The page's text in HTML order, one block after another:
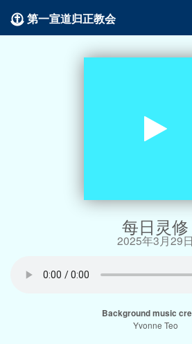
第一宣道归正教会
每日灵修
2025年3月29日
Background music
Yvonne Teo